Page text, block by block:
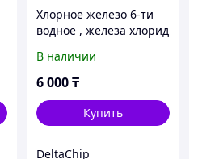
Хлорное железо 6-ти
водное , железа хлорид
FeCI3x6H2O SOLINS 0.5
кг
В наличии
6 000₸
Купить
DeltaChip